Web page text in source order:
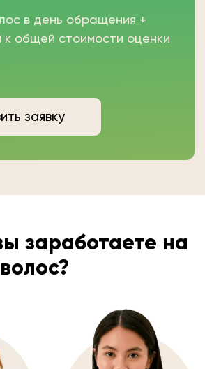
в день обращения +
к общей стоимости оценки
заявку
заработаете на